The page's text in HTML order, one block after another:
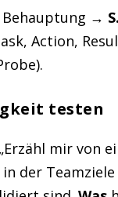
Behauptung →
Action,
testen
„Erzähl mir von
der